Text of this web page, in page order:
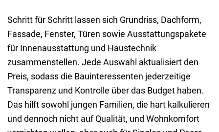
Schritt für Schritt lassen sich Grundriss, Dachform,
Fassade, Fenster, Türen sowie Ausstattungspakete
für Innenausstattung und Haustechnik
zusammenstellen. Jede Auswahl aktualisiert den
Preis, sodass die Bauinteressenten jederzeitige
Transparenz und Kontrolle über das Budget haben.
Das hilft sowohl jungen Familien, die hart kalkulieren
und dennoch nicht auf Qualität, und Wohnkomfort